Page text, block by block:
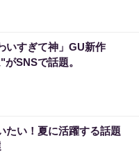
いすぎて神」GU新作
SNSで話題。
たい！夏に活躍する話題